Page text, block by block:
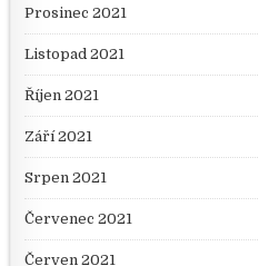
Prosinec 2021
Listopad 2021
Říjen 2021
Září 2021
Srpen 2021
Červenec 2021
Červen 2021